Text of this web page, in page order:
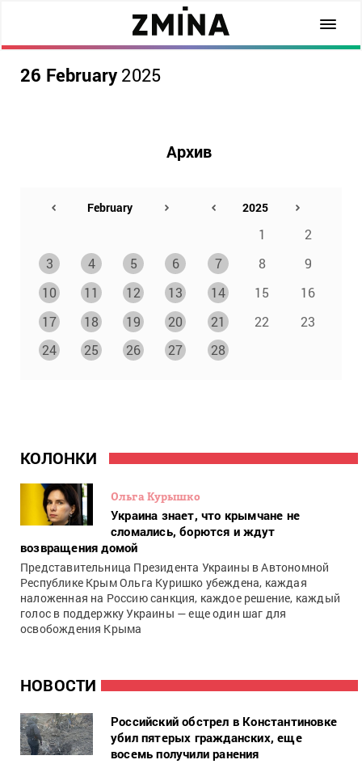
26 February 2025
КОЛОНКИ
Ольга Курышко
Украина знает, что крымчане не
сломались, борются и ждут
возвращения домой
Представительница Президента Украины в Автономной
Республике Крым Ольга Куришко убеждена, каждая
наложенная на Россию санкция, каждое решение, каждый
голос в поддержку Украины — еще один шаг для
освобождения Крыма
НОВОСТИ
Российский обстрел в Константиновке
убил пятерых гражданских, еще
восемь получили ранения
Архив
1
2
3
4 5 6 7 8
9
10
11 12 13 14 15
16
17
18 19 20 21 22
23
24
25 26 27 28